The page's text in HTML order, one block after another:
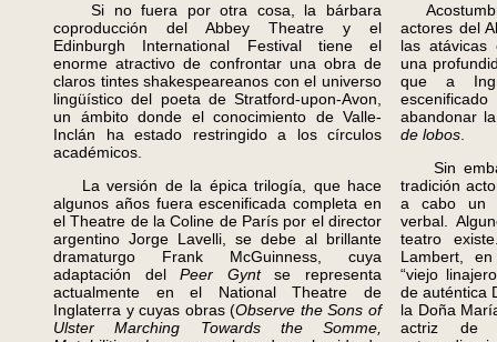
Si no fuera por otra cosa, la bárbara
coproducción del Abbey Theatre y el
Edinburgh International Festival tiene el
enorme atractivo de confrontar una obra de
claros tintes shakespeareanos con el universo
lingüístico del poeta de Stratford-upon-Avon,
un ámbito donde el conocimiento de Valle-
Inclán ha estado restringido a los círculos
académicos.
La versión de la épica trilogía, que hace
algunos años fuera escenificada completa en
el Theatre de la Coline de París por el director
argentino Jorge Lavelli, se debe al brillante
dramaturgo Frank McGuinness, cuya
adaptación delPeer Gyntse representa
actualmente en el National Theatre de
Inglaterra y cuyas obras (Observe the Sons of
Ulster Marching Towards the Somme,
actores del
las atávicas
una
que a
abandonar
de lobos
Sin
tradición
a cabo un
verbal.
teatro
Lambert,
“viejo
de auténtica
la Doña
actriz de